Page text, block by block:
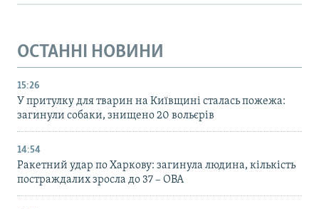
ОСТАННІ НОВИНИ
15:26
У притулку для тварин на Київщині сталась пожежа:
загинули собаки, знищено 20 вольєрів
14:54
Ракетний удар по Харкову: загинула людина, кількість
постраждалих зросла до 37 – ОВА